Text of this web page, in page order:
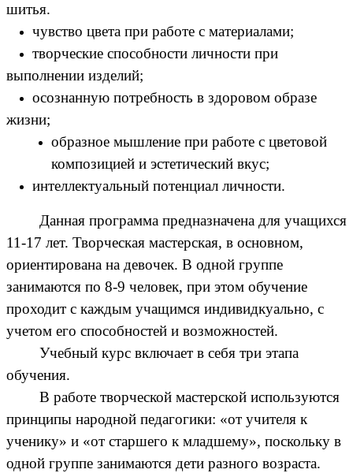
шитья.
чувство цвета при работе с материалами;
творческие способности личности при
выполнении изделий;
осознанную потребность в здоровом образе
жизни;
образное мышление при работе с цветовой
композицией и эстетический вкус;
интеллектуальный потенциал личности.
Данная программа предназначена для учащихся
11-17 лет. Творческая мастерская, в основном,
ориентирована на девочек. В одной группе
занимаются по 8-9 человек, при этом обучение
проходит с каждым учащимся индивидкуально, с
учетом его способностей и возможностей.
Учебный курс включает в себя три этапа
обучения.
В работе творческой мастерской используются
принципы народной педагогики: «от учителя к
ученику» и «от старшего к младшему», поскольку в
одной группе занимаются дети разного возраста.